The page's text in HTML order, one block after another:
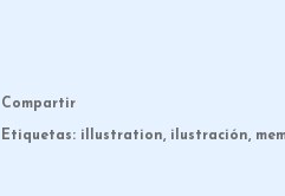
Compartir
Etiquetas: illustration ilustración